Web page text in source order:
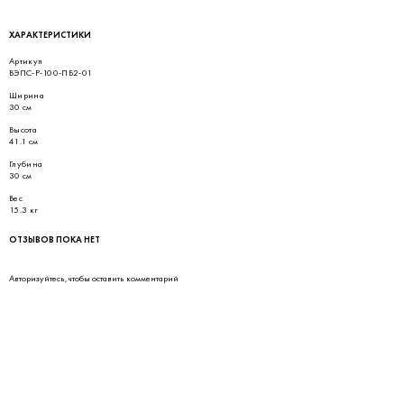
ХАРАКТЕРИСТИКИ
Артикул
ВЭПС-Р-100-ПБ2-01
Ширина
30 см
Высота
41.1 см
Глубина
30 см
Вес
15.3 кг
ОТЗЫВОВ ПОКА НЕТ
Авторизуйтесь, чтобы оставить комментарий